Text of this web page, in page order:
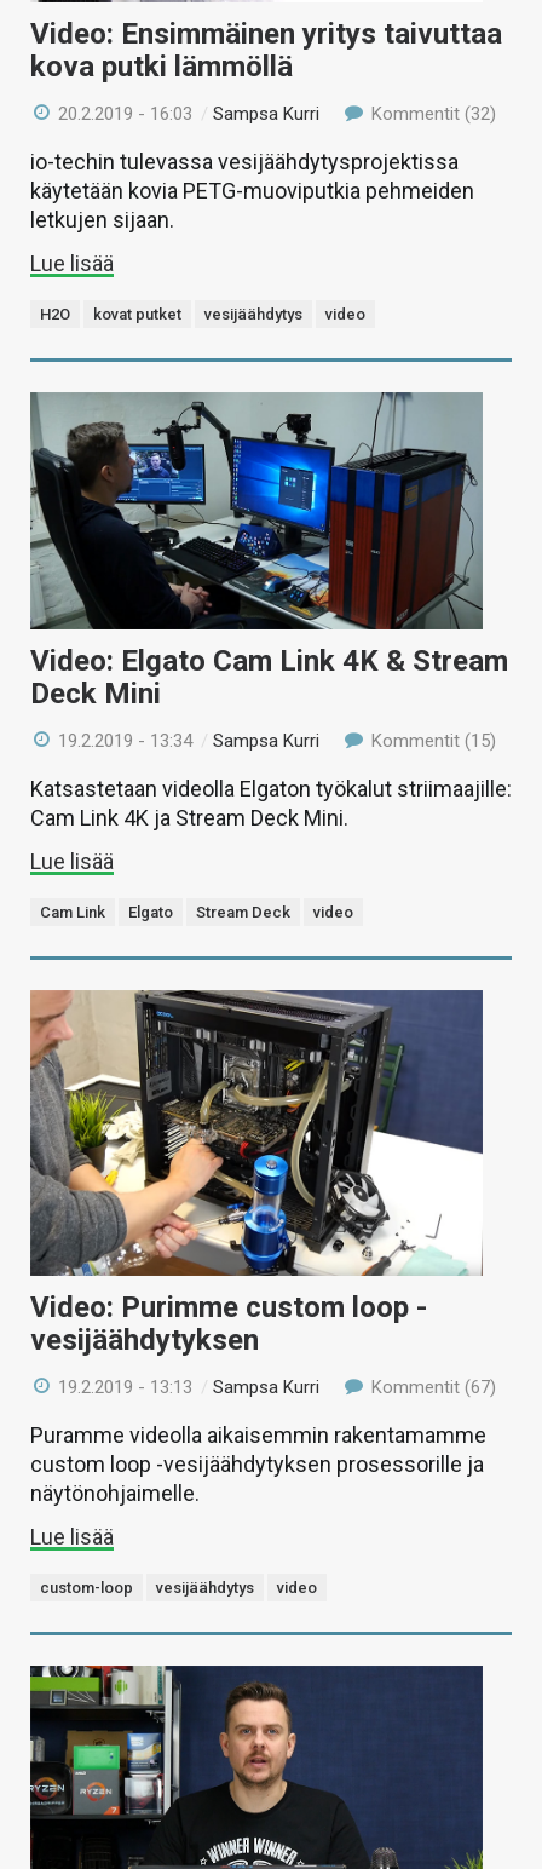
Video: Ensimmäinen yritys taivuttaa
kova putki lämmöllä
20.2.2019 - 16:03 /Sampsa Kurri Kommentit (32)
io-techin tulevassa vesijäähdytysprojektissa
käytetään kovia PETG-muoviputkia pehmeiden
letkujen sijaan.
Lue lisää
H2O kovat putket vesijäähdytys video
Video: Elgato Cam Link 4K & Stream
Deck Mini
19.2.2019 - 13:34 /Sampsa Kurri Kommentit (15)
Katsastetaan videolla Elgaton työkalut striimaajille:
Cam Link 4K ja Stream Deck Mini.
Lue lisää
Cam Link Elgato Stream Deck video
Video: Purimme custom loop -
vesijäähdytyksen
19.2.2019 - 13:13 /Sampsa Kurri Kommentit (67)
Puramme videolla aikaisemmin rakentamamme
custom loop -vesijäähdytyksen prosessorille ja
näytönohjaimelle.
Lue lisää
custom-loop vesijäähdytys video